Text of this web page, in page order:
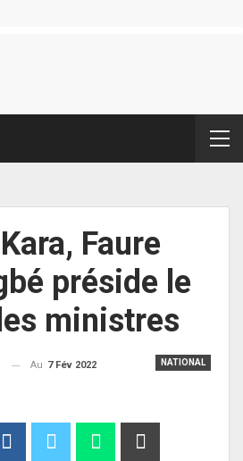
Faure
préside le
ministres
NATIONAL
Au 7 Fév 2022